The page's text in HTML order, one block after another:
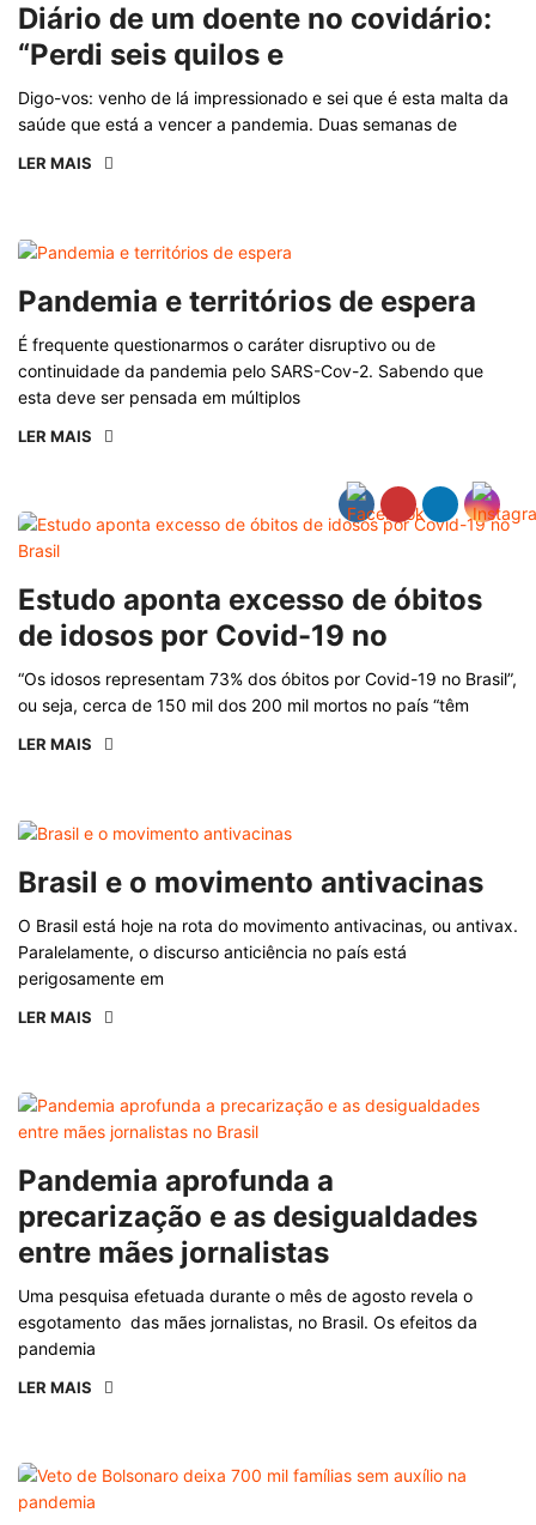
Diário de um doente no covidário:
“Perdi seis quilos e
Digo-vos: venho de lá impressionado e sei que é esta malta da
saúde que está a vencer a pandemia. Duas semanas de
LER MAIS
Pandemia e territórios de espera
É frequente questionarmos o caráter disruptivo ou de
continuidade da pandemia pelo SARS-Cov-2. Sabendo que
esta deve ser pensada em múltiplos
LER MAIS
Estudo aponta excesso de óbitos
de idosos por Covid-19 no
“Os idosos representam 73% dos óbitos por Covid-19 no Brasil”,
ou seja, cerca de 150 mil dos 200 mil mortos no país “têm
LER MAIS
Brasil e o movimento antivacinas
O Brasil está hoje na rota do movimento antivacinas, ou antivax.
Paralelamente, o discurso anticiência no país está
perigosamente em
LER MAIS
Pandemia aprofunda a
precarização e as desigualdades
entre mães jornalistas
Uma pesquisa efetuada durante o mês de agosto revela o
esgotamento das mães jornalistas, no Brasil. Os efeitos da
pandemia
LER MAIS